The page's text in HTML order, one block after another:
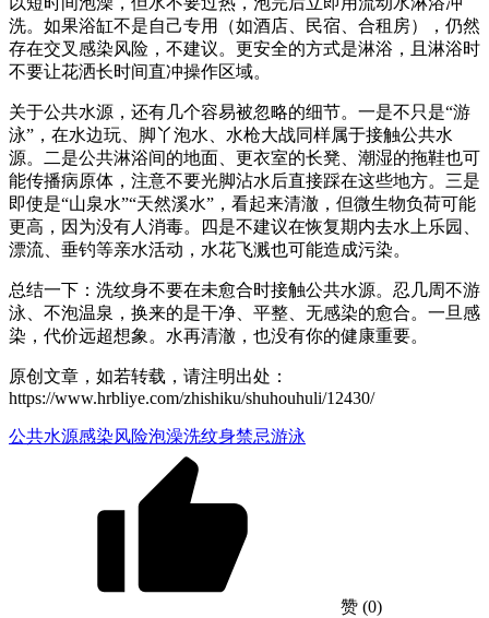
洗。如果浴缸不是自己专用（如酒店、民宿、合租房），仍然
存在交叉感染风险，不建议。更安全的方式是淋浴，且淋浴时
不要让花洒长时间直冲操作区域。
关于公共水源，还有几个容易被忽略的细节。一是不只是“游
泳”，在水边玩、脚丫泡水、水枪大战同样属于接触公共水
源。二是公共淋浴间的地面、更衣室的长凳、潮湿的拖鞋也可
能传播病原体，注意不要光脚沾水后直接踩在这些地方。三是
即使是“山泉水”“天然溪水”，看起来清澈，但微生物负荷可能
更高，因为没有人消毒。四是不建议在恢复期内去水上乐园、
漂流、垂钓等亲水活动，水花飞溅也可能造成污染。
总结一下：洗纹身不要在未愈合时接触公共水源。忍几周不游
泳、不泡温泉，换来的是干净、平整、无感染的愈合。一旦感
染，代价远超想象。水再清澈，也没有你的健康重要。
原创文章，如若转载，请注明出处：
https://www.hrbliye.com/zhishiku/shuhouhuli/12430/
公共水源感染风险泡澡洗纹身禁忌游泳
赞 (0)